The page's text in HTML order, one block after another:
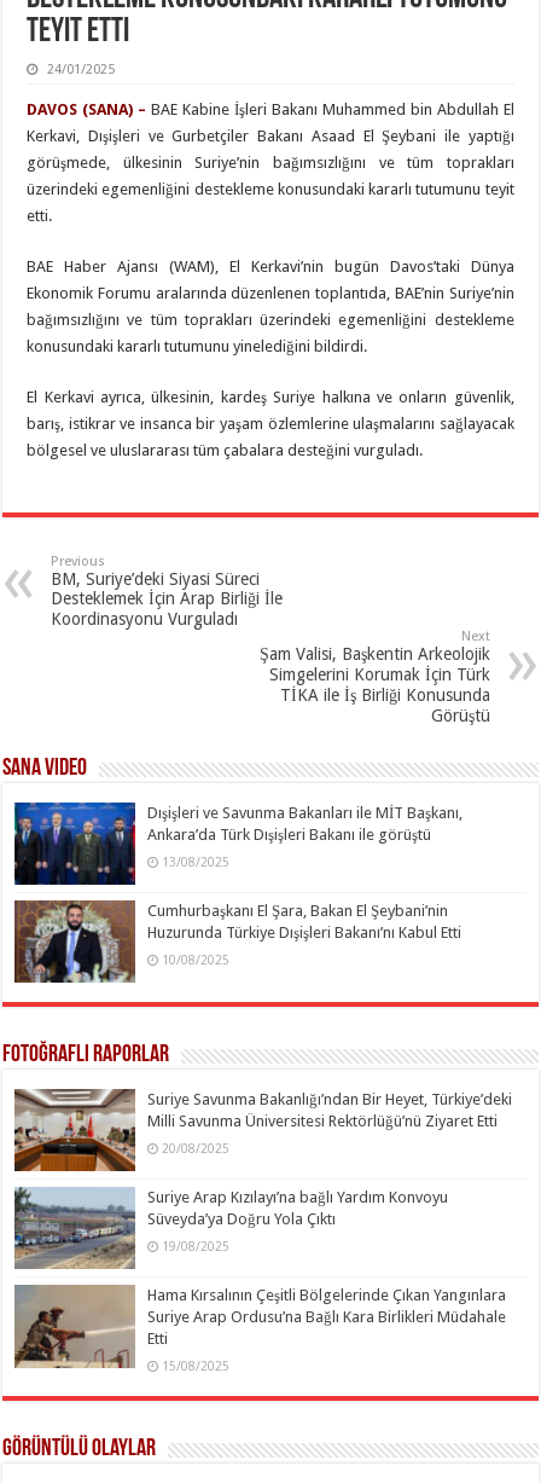
Teyit Etti
24/01/2025
DAVOS (SANA) – BAE Kabine İşleri Bakanı Muhammed bin Abdullah El
Kerkavi, Dışişleri ve Gurbetçiler Bakanı Asaad El Şeybani ile yaptığı
görüşmede, ülkesinin Suriye’nin bağımsızlığını ve tüm toprakları
üzerindeki egemenliğini destekleme konusundaki kararlı tutumunu teyit
etti.
BAE Haber Ajansı (WAM), El Kerkavi’nin bugün Davos’taki Dünya
Ekonomik Forumu aralarında düzenlenen toplantıda, BAE’nin Suriye’nin
bağımsızlığını ve tüm toprakları üzerindeki egemenliğini destekleme
konusundaki kararlı tutumunu yinelediğini bildirdi.
El Kerkavi ayrıca, ülkesinin, kardeş Suriye halkına ve onların güvenlik,
barış, istikrar ve insanca bir yaşam özlemlerine ulaşmalarını sağlayacak
bölgesel ve uluslararası tüm çabalara desteğini vurguladı.
Previous
BM, Suriye’deki Siyasi Süreci
Desteklemek İçin Arap Birliği İle
Koordinasyonu Vurguladı
Next
Şam Valisi, Başkentin Arkeolojik
Simgelerini Korumak İçin Türk
TİKA ile İş Birliği Konusunda
Görüştü
SANA Video
Dışişleri ve Savunma Bakanları ile MİT Başkanı,
Ankara’da Türk Dışişleri Bakanı ile görüştü
13/08/2025
Cumhurbaşkanı El Şara, Bakan El Şeybani’nin
Huzurunda Türkiye Dışişleri Bakanı’nı Kabul Etti
10/08/2025
Fotoğraflı Raporlar
Suriye Savunma Bakanlığı’ndan Bir Heyet, Türkiye’deki
Milli Savunma Üniversitesi Rektörlüğü’nü Ziyaret Etti
20/08/2025
Suriye Arap Kızılayı’na bağlı Yardım Konvoyu
Süveyda’ya Doğru Yola Çıktı
19/08/2025
Hama Kırsalının Çeşitli Bölgelerinde Çıkan Yangınlara
Suriye Arap Ordusu’na Bağlı Kara Birlikleri Müdahale
Etti
15/08/2025
Görüntülü Olaylar